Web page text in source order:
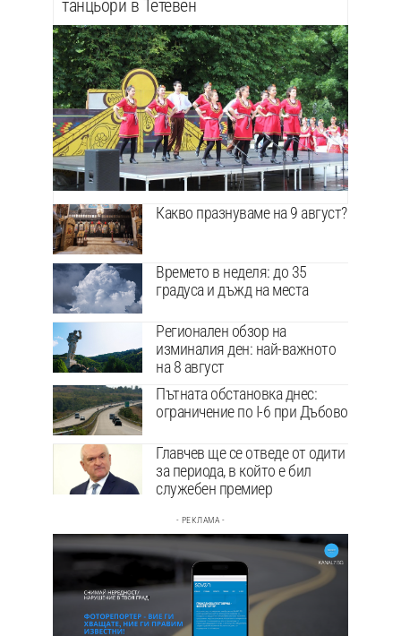
танцьори в Тетевен
Какво празнуваме на 9 август?
Времето в неделя: до 35
градуса и дъжд на места
Регионален обзор на
изминалия ден: най-важното
на 8 август
Пътната обстановка днес:
ограничение по I-6 при Дъбово
Главчев ще се отведе от одити
за периода, в който е бил
служебен премиер
- РЕКЛАМА -